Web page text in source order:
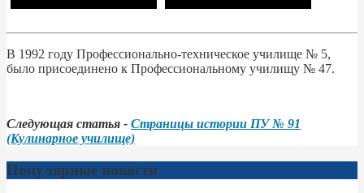
В 1992 году Профессионально-техническое училище № 5,
было присоединено к Профессиональному училищу № 47.
Следующая статья - Страницы истории ПУ № 91
(Кулинарное училище)
Популярные новости